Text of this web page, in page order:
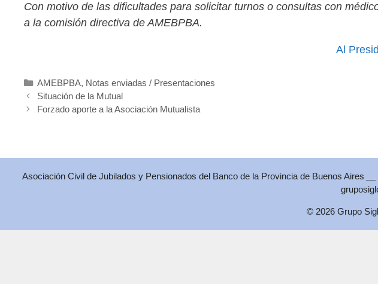
Con motivo de las dificultades para solicitar turnos o consultas con
a la comisión directiva de AMEBPBA.
Al
Categorías
AMEBPBA, Notas enviadas / Presentaciones
Situación de la Mutual
Forzado aporte a la Asociación Mutualista
Asociación Civil de Jubilados y Pensionados del Banco de la Provincia de Buenos Aires
© 2026 Grupo